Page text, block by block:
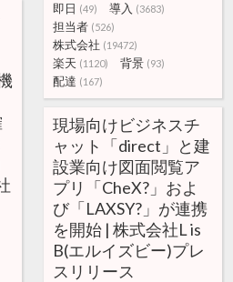
即日 (49) 導入 (3683)
担当者 (526)
株式会社 (19472)
楽天 (1120) 背景 (93)
配達 (167)
現場向けビジネスチ
ャット「direct」と建
設業向け図面閲覧ア
プリ「CheX?」およ
び「LAXSY?」が連携
を開始 | 株式会社L is
B(エルイズビー)プレ
スリリース